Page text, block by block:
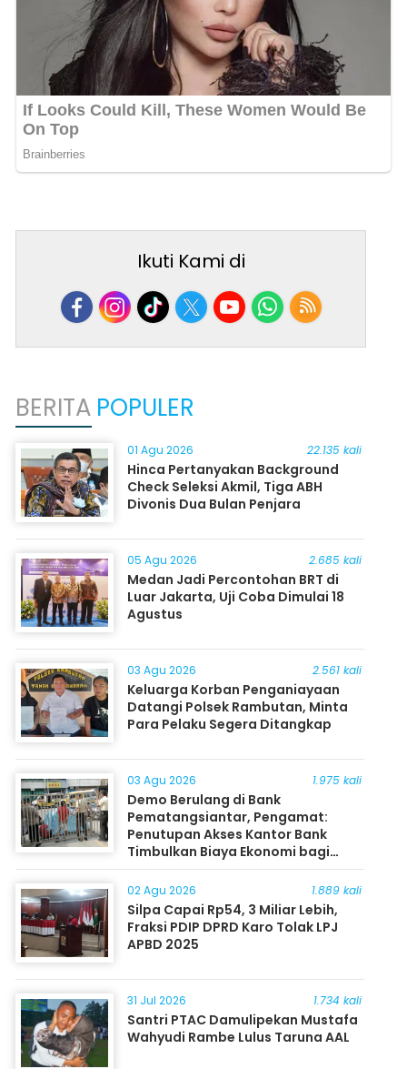
Ikuti Kami di
BERITA POPULER
01 Agu 2026 22.135 kali
Hinca Pertanyakan Background
Check Seleksi Akmil, Tiga ABH
Divonis Dua Bulan Penjara
05 Agu 2026 2.685 kali
Medan Jadi Percontohan BRT di
Luar Jakarta, Uji Coba Dimulai 18
Agustus
03 Agu 2026 2.561 kali
Keluarga Korban Penganiayaan
Datangi Polsek Rambutan, Minta
Para Pelaku Segera Ditangkap
03 Agu 2026 1.975 kali
Demo Berulang di Bank
Pematangsiantar, Pengamat:
Penutupan Akses Kantor Bank
Timbulkan Biaya Ekonomi bagi
Masyarakat
02 Agu 2026 1.889 kali
Silpa Capai Rp54, 3 Miliar Lebih,
Fraksi PDIP DPRD Karo Tolak LPJ
APBD 2025
31 Jul 2026 1.734 kali
Santri PTAC Damulipekan Mustafa
Wahyudi Rambe Lulus Taruna AAL